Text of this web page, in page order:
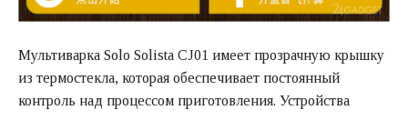
Мультиварка Solo Solista CJ01 имеет прозрачную крышку
из термостекла, которая обеспечивает постоянный
контроль над процессом приготовления. Устройства